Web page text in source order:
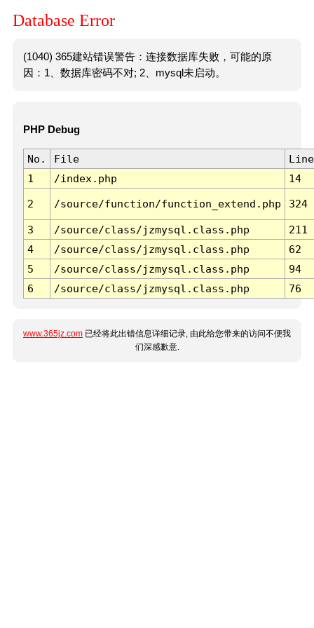
Database Error
(1040) 365建站错误警告：连接数据库失败，可能的原
因：1、数据库密码不对; 2、mysql未启动。
PHP Debug
No. File
Line
1
/index.php 14
2 /source/function/function_extend.php 324
3 /source/class/jzmysql.class.php
211
4
/source/class/jzmysql.class.php
62
5
/source/class/jzmysql.class.php
94
6
/source/class/jzmysql.class.php 76
www.365jz.com 已经将此出错信息详细记录, 由此给您带来的访问不便我
们深感歉意.